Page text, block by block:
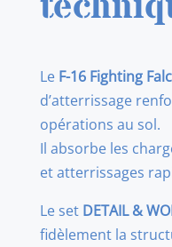
Train
Le F-16 Fighting
d’atterrissage
opérations au sol.
Il absorbe les
et atterrissages
Le set DETAIL &
fidèlement la